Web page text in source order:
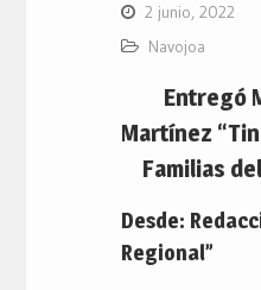
2 junio, 2022
Navojoa
Entregó
Martínez
Familias
Desde:
Regional”